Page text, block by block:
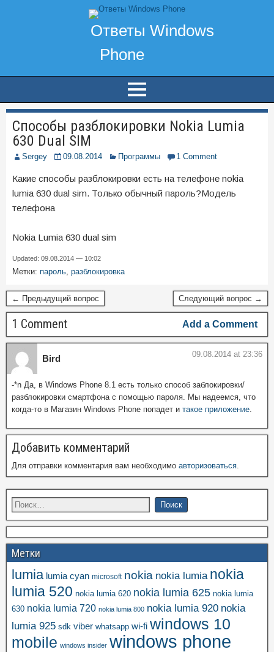
Способы разблокировки Nokia Lumia
630 Dual SIM
Sergey 09.08.2014 Программы 1 Comment
Какие способы разблокировки есть на телефоне nokia
lumia 630 dual sim. Только обычный пароль?Модель
телефона
Nokia Lumia 630 dual sim
Updated: 09.08.2014 — 10:02
Метки: пароль, разблокировка
← Предыдущий вопрос Следующий вопрос →
1 Comment Add a Comment
Bird 09.08.2014 at 23:36
-*n Да, в Windows Phone 8.1 есть только способ заблокировки/
разблокировки смартфона с помощью пароля. Мы надеемся, что
когда-то в Магазин Windows Phone попадет и такое приложение.
Добавить комментарий
Для отправки комментария вам необходимо авторизоваться.
Метки
lumia lumia cyan microsoft nokia nokia lumia nokia
lumia 520 nokia lumia 620 nokia lumia 625 nokia lumia
630 nokia lumia 720 nokia lumia 800 nokia lumia 920 nokia
lumia 925 sdk viber whatsapp wi-fi windows 10
mobile windows insider windows phone